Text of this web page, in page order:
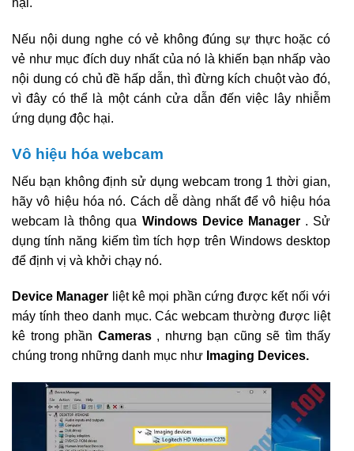
hại.
Nếu nội dung nghe có vẻ không đúng sự thực hoặc có
vẻ như mục đích duy nhất của nó là khiến bạn nhấp vào
nội dung có chủ đề hấp dẫn, thì đừng kích chuột vào đó,
vì đây có thể là một cánh cửa dẫn đến việc lây nhiễm
ứng dụng độc hại.
Vô hiệu hóa webcam
Nếu bạn không định sử dụng webcam trong 1 thời gian,
hãy vô hiệu hóa nó. Cách dễ dàng nhất để vô hiệu hóa
webcam là thông qua Windows Device Manager . Sử
dụng tính năng kiếm tìm tích hợp trên Windows desktop
để định vị và khởi chạy nó.
Device Manager liệt kê mọi phần cứng được kết nối với
máy tính theo danh mục. Các webcam thường được liệt
kê trong phần Cameras , nhưng bạn cũng sẽ tìm thấy
chúng trong những danh mục như Imaging Devices.